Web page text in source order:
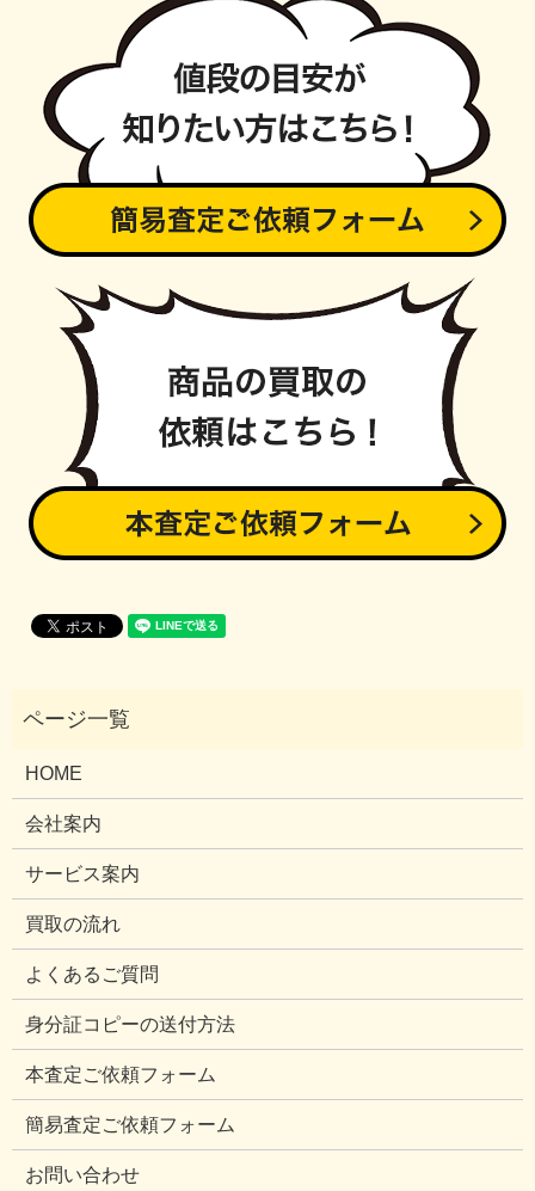
HOME
会社案内
サービス案内
買取の流れ
よくあるご質問
身分証コピーの送付方法
本査定ご依頼フォーム
簡易査定ご依頼フォーム
お問い合わせ